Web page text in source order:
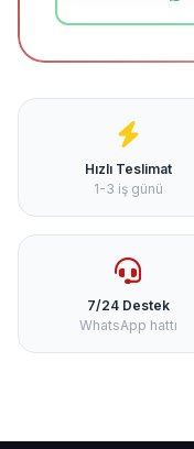
Hızlı Teslimat
1-3 iş günü
7/24 Destek
WhatsApp hattı